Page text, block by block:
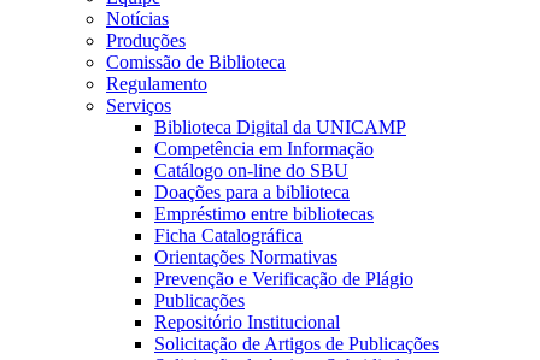
Notícias
Produções
Comissão de Biblioteca
Regulamento
Serviços
Biblioteca Digital da UNICAMP
Competência em Informação
Catálogo on-line do SBU
Doações para a biblioteca
Empréstimo entre bibliotecas
Ficha Catalográfica
Orientações Normativas
Prevenção e Verificação de Plágio
Publicações
Repositório Institucional
Solicitação de Artigos de Publicações